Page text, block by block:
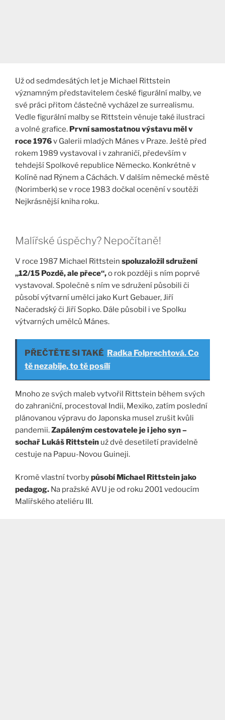
Už od sedmdesátých let je Michael Rittstein
významným představitelem české figurální malby, ve
své práci přitom částečně vycházel ze surrealismu.
Vedle figurální malby se Rittstein věnuje také ilustraci
a volné grafice. První samostatnou výstavu měl v
roce 1976v Galerii mladých Mánes v Praze. Ještě před
rokem 1989 vystavoval i v zahraničí, především v
tehdejší Spolkové republice Německo. Konkrétně v
Kolíně nad Rýnem a Cáchách. V dalším německé městě
(Norimberk) se v roce 1983 dočkal ocenění v soutěži
Nejkrásnější kniha roku.
Malířské úspěchy? Nepočítaně!
V roce 1987 Michael Rittstein spoluzaložil sdružení
„12/15 Pozdě, ale přece“,o rok později s ním poprvé
vystavoval. Společně s ním ve sdružení působili či
působí výtvarní umělci jako Kurt Gebauer, Jiří
Načeradský či Jiří Sopko. Dále působil i ve Spolku
výtvarných umělců Mánes.
PŘEČTĚTE SI TAKÉ Radka Folprechtová. Co
tě nezabije, to tě posílí
Mnoho ze svých maleb vytvořil Rittstein během svých
do zahraniční, procestoval Indii, Mexiko, zatím poslední
plánovanou výpravu do Japonska musel zrušit kvůli
pandemii.Zapáleným cestovatele je i jeho syn –
sochař Lukáš Rittstein už dvě desetiletí pravidelně
cestuje na Papuu-Novou Guineji.
Kromě vlastní tvorbypůsobí Michael Rittstein jako
pedagog. Na pražské AVU je od roku 2001 vedoucím
Malířského ateliéru III.